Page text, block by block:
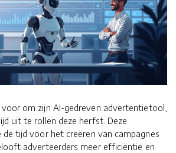
voor om zijn AI-gedreven advertentietool,
uit te rollen deze herfst. Deze
tijd voor het creëren van campagnes
adverteerders meer efficiëntie en